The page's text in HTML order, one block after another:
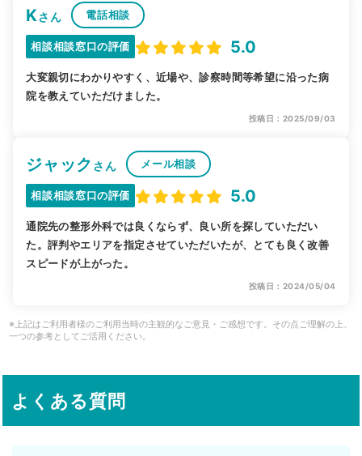
Kさん 電話相談
相談相談窓口の評価 5.0
大変親切にわかりやすく、近場や、診察時間等希望に沿った病
院を教えていただけました。
投稿日：2025/09/03
ジャック さん メール相談
相談相談窓口の評価 5.0
通院先の整形外科では良くならず、良い所を探していただい
た。評判やエリアを指定させていただいたが、とても良く改善
スピードが上がった。
投稿日：2024/05/04
※上記はご利用者様のご利用当時の主観的なご意見・ご感想です。その点ご理解の上、
一つの参考としてご活用ください。
よくある質問